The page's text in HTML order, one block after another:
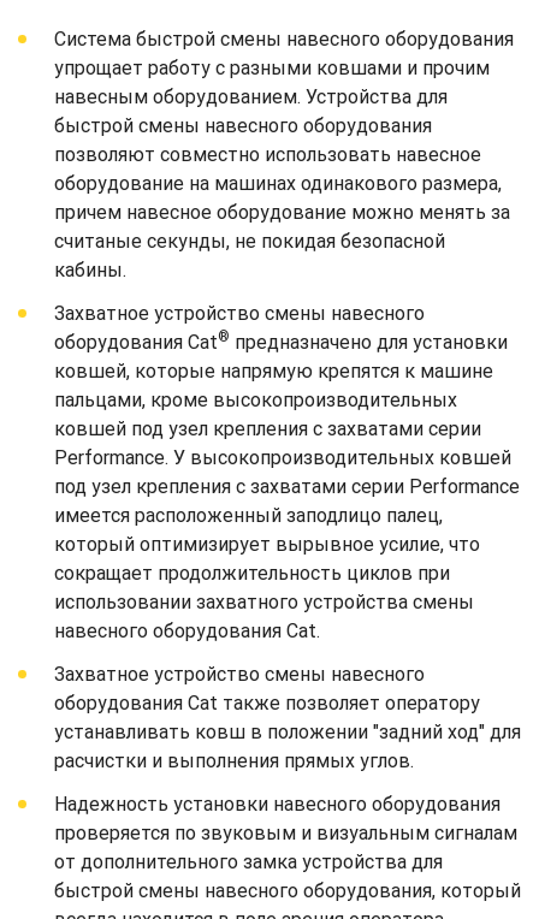
Система быстрой смены навесного оборудования
упрощает работу с разными ковшами и прочим
навесным оборудованием. Устройства для
быстрой смены навесного оборудования
позволяют совместно использовать навесное
оборудование на машинах одинакового размера,
причем навесное оборудование можно менять за
считаные секунды, не покидая безопасной
кабины.
Захватное устройство смены навесного
оборудования Cat® предназначено для установки
ковшей, которые напрямую крепятся к машине
пальцами, кроме высокопроизводительных
ковшей под узел крепления с захватами серии
Performance. У высокопроизводительных ковшей
под узел крепления с захватами серии Performance
имеется расположенный заподлицо палец,
который оптимизирует вырывное усилие, что
сокращает продолжительность циклов при
использовании захватного устройства смены
навесного оборудования Cat.
Захватное устройство смены навесного
оборудования Cat также позволяет оператору
устанавливать ковш в положении "задний ход" для
расчистки и выполнения прямых углов.
Надежность установки навесного оборудования
проверяется по звуковым и визуальным сигналам
от дополнительного замка устройства для
быстрой смены навесного оборудования, который